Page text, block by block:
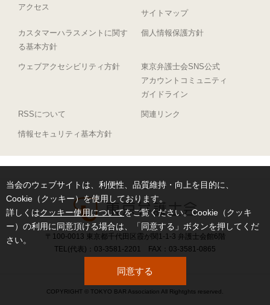
当会のウェブサイトは、利便性、品質維持・向上を目的に、
Cookie（クッキー）を使用しております。
詳しくはクッキー使用についてをご覧ください。Cookie（クッキ
ー）の利用に同意頂ける場合は、「同意する」ボタンを押してくだ
さい。
同意する
アクセス
サイトマップ
カスタマーハラスメントに関す
る基本方針
個人情報保護方針
ウェブアクセシビリティ方針
東京弁護士会SNS公式
アカウントコミュニティ
ガイドライン
RSSについて 関連リンク
情報セキュリティ基本方針
〒100-0013 東京都千代田区霞が関1-1-3 弁護士会館6階
TEL(代表)：03-3581-2201 FAX：03-3581-0865
COPYRIGHT © TOKYO BAR Association All Rightghts reserved.